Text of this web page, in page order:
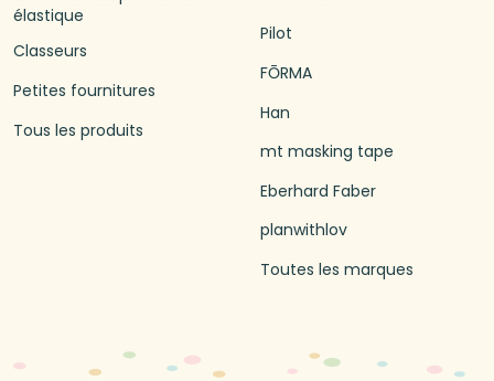
élastique
Classeurs
Petites fournitures
Tous les produits
Pilot
FŌRMA
Han
mt masking tape
Eberhard Faber
planwithlov
Toutes les marques